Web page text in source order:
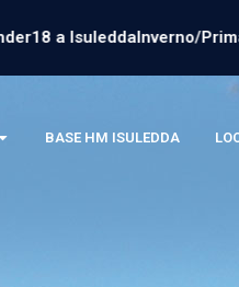
a IsuleddaInverno/
BASE HM ISULEDDA